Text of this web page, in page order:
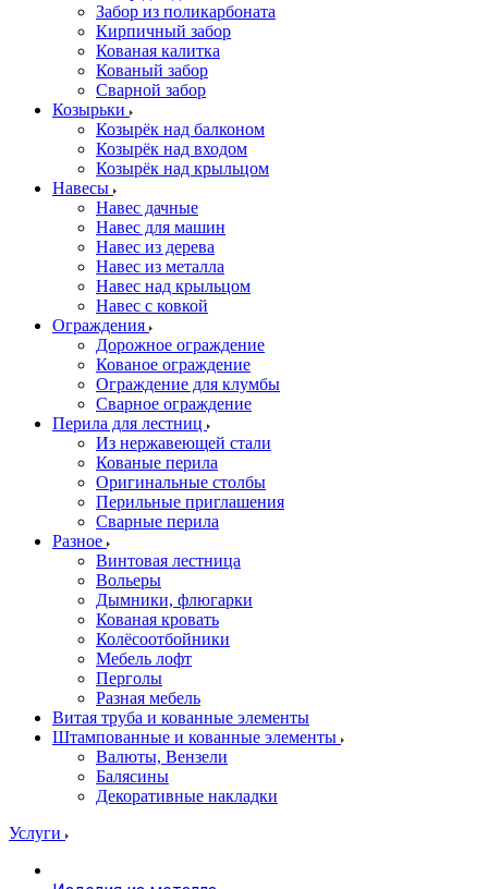
Забор из поликарбоната
Кирпичный забор
Кованая калитка
Кованый забор
Сварной забор
Козырьки
Козырёк над балконом
Козырёк над входом
Козырёк над крыльцом
Навесы
Навес дачные
Навес для машин
Навес из дерева
Навес из металла
Навес над крыльцом
Навес с ковкой
Ограждения
Дорожное ограждение
Кованое ограждение
Ограждение для клумбы
Сварное ограждение
Перила для лестниц
Из нержавеющей стали
Кованые перила
Оригинальные столбы
Перильные приглашения
Сварные перила
Разное
Винтовая лестница
Вольеры
Дымники, флюгарки
Кованая кровать
Колёсоотбойники
Мебель лофт
Перголы
Разная мебель
Витая труба и кованные элементы
Штампованные и кованные элементы
Валюты, Вензели
Балясины
Декоративные накладки
Услуги